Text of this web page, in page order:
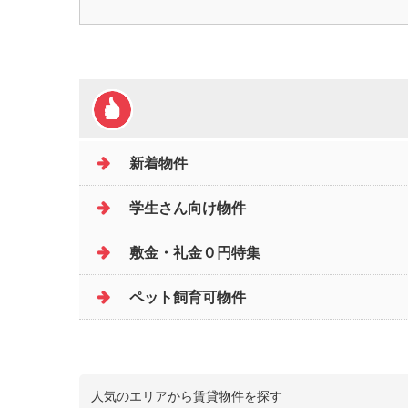
新着物件
学生さん向け物件
敷金・礼金０円特集
ペット飼育可物件
人気のエリアから賃貸物件を探す